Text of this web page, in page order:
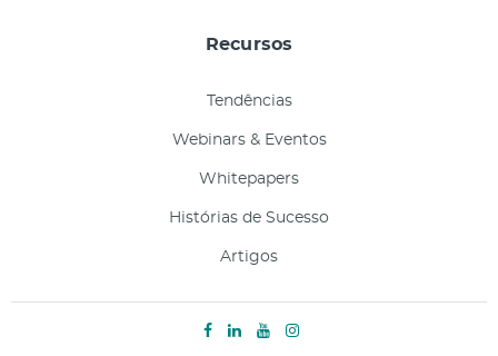
Recursos
Tendências
Webinars & Eventos
Whitepapers
Histórias de Sucesso
Artigos